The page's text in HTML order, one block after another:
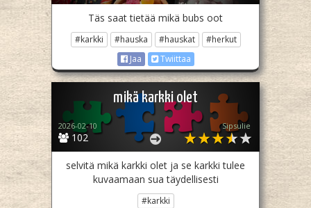
Täs saat tietää mikä bubs oot
#karkki #hauska #hauskat
#herkut
Jaa
Twiittaa
mikä karkki olet
102
2026-02-10 Sipsulie
selvitä mikä karkki olet ja se karkki tulee
kuvaamaan sua täydellisesti
#karkki